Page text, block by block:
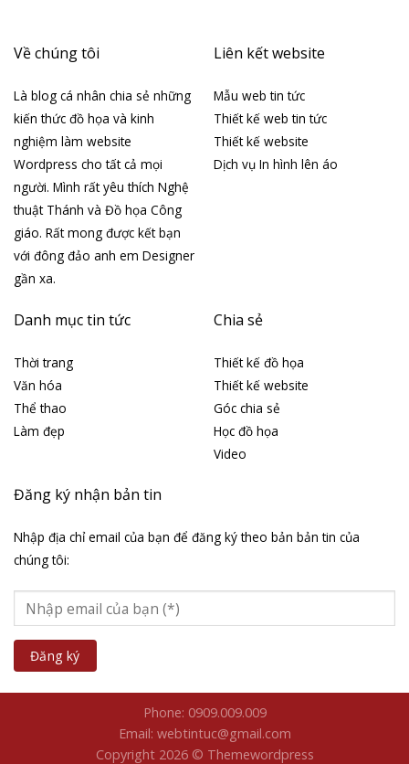
Về chúng tôi
Là blog cá nhân chia sẻ những
kiến thức đồ họa và kinh
nghiệm làm website
Wordpress cho tất cả mọi
người. Mình rất yêu thích Nghệ
thuật Thánh và Đồ họa Công
giáo. Rất mong được kết bạn
với đông đảo anh em Designer
gần xa.
Liên kết website
Mẫu web tin tức
Thiết kế web tin tức
Thiết kế website
Dịch vụ In hình lên áo
Danh mục tin tức
Thời trang
Văn hóa
Thể thao
Làm đẹp
Chia sẻ
Thiết kế đồ họa
Thiết kế website
Góc chia sẻ
Học đồ họa
Video
Đăng ký nhận bản tin
Nhập địa chỉ email của bạn để đăng ký theo bản bản tin của
chúng tôi:
Phone: 0909.009.009
Email: webtintuc@gmail.com
Copyright 2026 © Themewordpress